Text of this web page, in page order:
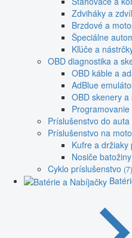
Zdviháky a
Brzdové a
Špeciálne
Kľúče a
OBD diagnostika a
OBD káble a
AdBlue
OBD skenery a
Príslušenstvo do auta
Príslušenstvo na
Kufre a držiaky
Nosiče
Cyklo príslušenstvo (7)